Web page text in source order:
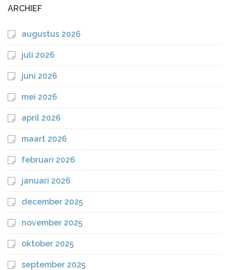
ARCHIEF
augustus 2026
juli 2026
juni 2026
mei 2026
april 2026
maart 2026
februari 2026
januari 2026
december 2025
november 2025
oktober 2025
september 2025